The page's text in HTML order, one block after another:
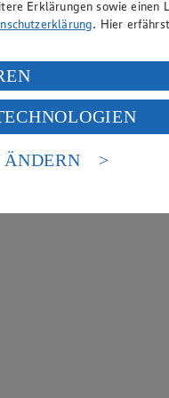
Erklärungen sowie einen
. Hier
durch Facebook und
des Art. 49 Abs. 1 Satz 1 lit.
EuGH sieht die USA als
Datenschutzniveau an. Es